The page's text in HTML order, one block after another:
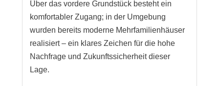
Über das vordere Grundstück besteht ein
komfortabler Zugang; in der Umgebung
wurden bereits moderne Mehrfamilienhäuser
realisiert – ein klares Zeichen für die hohe
Nachfrage und Zukunftssicherheit dieser
Lage.